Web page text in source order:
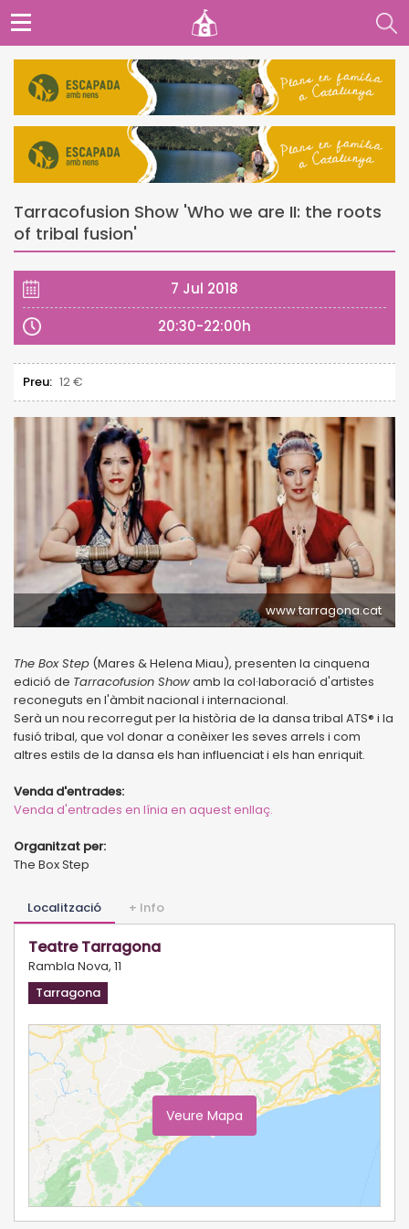
Tarracofusion Show 'Who we are II: the roots
of tribal fusion'
7 Jul 2018
20:30-22:00h
Preu: 12 €
www.tarragona.cat
The Box Step (Mares & Helena Miau), presenten la cinquena
edició de Tarracofusion Showamb la col·laboració d'artistes
reconeguts en l'àmbit nacional i internacional.
Serà un nou recorregut per la història de la dansa tribal ATS® i la
fusió tribal, que vol donar a conèixer les seves arrels i com
altres estils de la dansa els han influenciat i els han enriquit.
Venda d'entrades:
Venda d'entrades en línia en aquest enllaç.
Organitzat per:
The Box Step
Localització + Info
Teatre Tarragona
Rambla Nova, 11
Tarragona
Veure Mapa